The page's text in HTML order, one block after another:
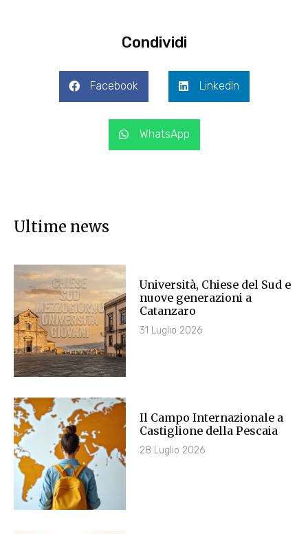
Condividi
Facebook LinkedIn
WhatsApp
Ultime news
Università, Chiese del Sud e
nuove generazioni a
Catanzaro
31 Luglio 2026
Il Campo Internazionale a
Castiglione della Pescaia
28 Luglio 2026